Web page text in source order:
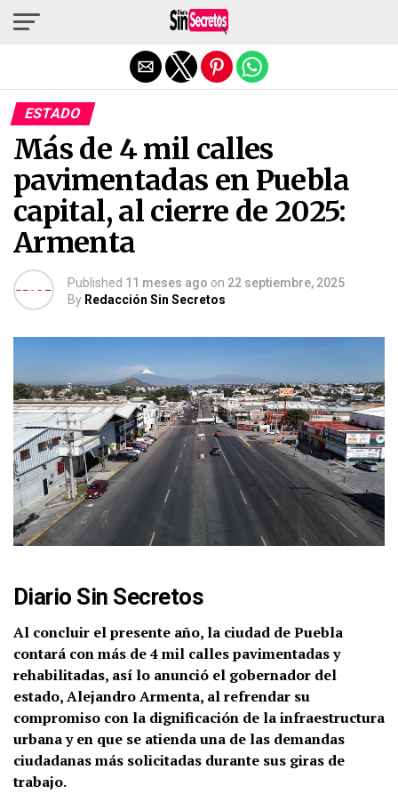
ESTADO
Más de 4 mil calles
pavimentadas en Puebla
capital, al cierre de 2025:
Armenta
Published 11 meses ago on 22 septiembre, 2025
By Redacción Sin Secretos
Diario Sin Secretos
Al concluir el presente año, la ciudad de Puebla
contará con más de 4 mil calles pavimentadas y
rehabilitadas, así lo anunció el gobernador del
estado, Alejandro Armenta, al refrendar su
compromiso con la dignificación de la infraestructura
urbana y en que se atienda una de las demandas
ciudadanas más solicitadas durante sus giras de
trabajo.
Salir de la versión móvil